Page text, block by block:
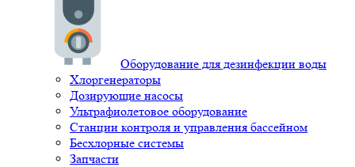
Оборудование для дезинфекции воды
Хлоргенераторы
Дозирующие насосы
Ультрафиолетовое оборудование
Станции контроля и управления бассейном
Бесхлорные системы
Запчасти